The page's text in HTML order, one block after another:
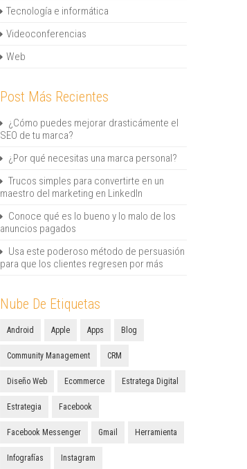
Tecnología e informática
Videoconferencias
Web
Post Más Recientes
¿Cómo puedes mejorar drasticámente el
SEO de tu marca?
¿Por qué necesitas una marca personal?
Trucos simples para convertirte en un
maestro del marketing en LinkedIn
Conoce qué es lo bueno y lo malo de los
anuncios pagados
Usa este poderoso método de persuasión
para que los clientes regresen por más
Nube De Etiquetas
Android Apple Apps Blog
Community Management CRM
Diseño Web Ecommerce Estratega Digital
Estrategia Facebook
Facebook Messenger Gmail Herramienta
Infografías Instagram